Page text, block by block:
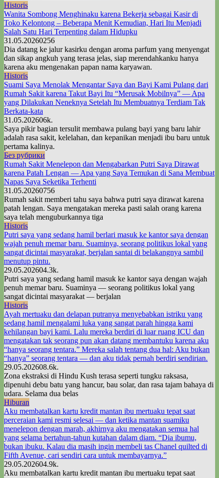
Historis
Wanita Sombong Menghinaku karena Bekerja sebagai Kasir di
Toko Kelontong – Beberapa Menit Kemudian, Hari Itu Menjadi
Salah Satu Hari Terpenting dalam Hidupku
31.05.20260256
Dia datang ke jalur kasirku dengan aroma parfum yang menyengat
dan sikap angkuh yang terasa jelas, siap merendahkanku hanya
karena aku mengenakan papan nama karyawan.
Historis
Suami Saya Menolak Mengantar Saya dan Bayi Kami Pulang dari
Rumah Sakit karena Takut Bayi Itu “Merusak Mobilnya” — Apa
yang Dilakukan Neneknya Setelah Itu Membuatnya Terdiam Tak
Berkata-kata
31.05.202606k.
Saya pikir bagian tersulit membawa pulang bayi yang baru lahir
adalah rasa sakit, kelelahan, dan kepanikan menjadi ibu baru untuk
pertama kalinya.
Без рубрики
Rumah Sakit Menelepon dan Mengabarkan Putri Saya Dirawat
karena Patah Lengan — Apa yang Saya Temukan di Sana Membuat
Napas Saya Seketika Terhenti
31.05.20260756
Rumah sakit memberi tahu saya bahwa putri saya dirawat karena
patah lengan. Saya mengatakan mereka pasti salah orang karena
saya telah menguburkannya tiga
Historis
Putri saya yang sedang hamil berlari masuk ke kantor saya dengan
wajah penuh memar baru. Suaminya, seorang politikus lokal yang
sangat dicintai masyarakat, berjalan santai di belakangnya sambil
menutup pintu.
29.05.202604.3k.
Putri saya yang sedang hamil masuk ke kantor saya dengan wajah
penuh memar baru. Suaminya — seorang politikus lokal yang
sangat dicintai masyarakat — berjalan
Historis
Ayah mertuaku dan delapan putranya menyebabkan istriku yang
sedang hamil mengalami luka yang sangat parah hingga kami
kehilangan bayi kami. Lalu mereka berdiri di luar ruang ICU dan
mengatakan tak seorang pun akan datang membantuku karena aku
“hanya seorang tentara.” Mereka salah tentang dua hal: Aku bukan
“hanya” seorang tentara — dan aku tidak pernah berdiri sendirian.
29.05.202608.6k.
Zona ekstraksi di Hindu Kush terasa seperti tungku raksasa,
dipenuhi debu batu yang hancur, bau solar, dan rasa tajam bahaya di
udara. Selama dua belas
Hiburan
Aku membatalkan kartu kredit mantan ibu mertuaku tepat saat
perceraian kami resmi selesai — dan ketika mantan suamiku
menelepon dengan marah, akhirnya aku mengatakan semua hal
yang selama bertahun-tahun kutahan dalam diam. “Dia ibumu,
bukan ibuku. Kalau dia masih ingin membeli tas Chanel quilted di
Fifth Avenue, cari sendiri cara untuk membayarnya.”
29.05.202604.9k.
Aku membatalkan kartu kredit mantan ibu mertuaku tepat saat